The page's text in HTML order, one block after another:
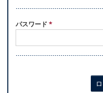
パスワード *